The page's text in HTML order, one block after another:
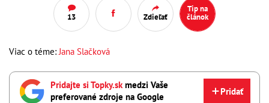
13 Zdieľať
Tip na
článok
Viac o téme: Jana Slačková
Pridajte si Topky.skmedzi Vaše
preferované zdroje na Google
Pridať